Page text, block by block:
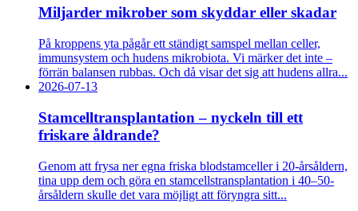
Miljarder mikrober som skyddar eller skadar
På kroppens yta pågår ett ständigt samspel mellan celler,
immunsystem och hudens mikrobiota. Vi märker det inte –
förrän balansen rubbas. Och då visar det sig att hudens allra...
2026-07-13
Stamcelltransplantation – nyckeln till ett
friskare åldrande?
Genom att frysa ner egna friska blodstamceller i 20-årsåldern,
tina upp dem och göra en stamcellstransplantation i 40–50-
årsåldern skulle det vara möjligt att föryngra sitt...